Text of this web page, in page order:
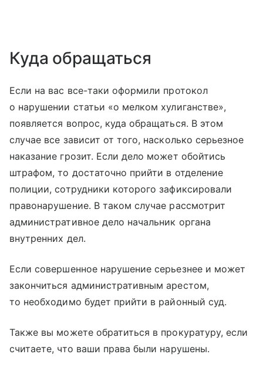
Куда обращаться
Если на вас все-таки оформили протокол
о нарушении статьи «о мелком хулиганстве»,
появляется вопрос, куда обращаться. В этом
случае все зависит от того, насколько серьезное
наказание грозит. Если дело может обойтись
штрафом, то достаточно прийти в отделение
полиции, сотрудники которого зафиксировали
правонарушение. В таком случае рассмотрит
административное дело начальник органа
внутренних дел.
Если совершенное нарушение серьезнее и может
закончиться административным арестом,
то необходимо будет прийти в районный суд.
Также вы можете обратиться в прокуратуру, если
считаете, что ваши права были нарушены.